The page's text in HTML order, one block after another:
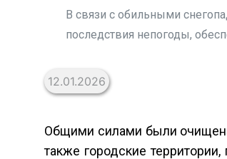
В связи с обильными
последствия непогоды,
12.01.2026
Общими силами были
также городские